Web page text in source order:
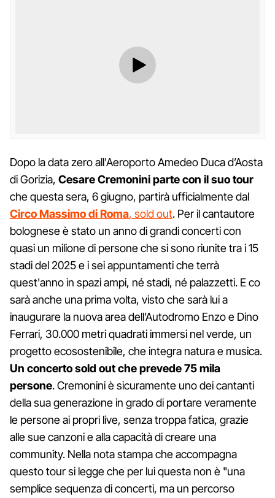
Dopo la data zero all'Aeroporto Amedeo Duca d’Aosta
di Gorizia, Cesare Cremonini parte con il suo tour
che questa sera, 6 giugno, partirà ufficialmente dal
Circo Massimo di Roma, sold out. Per il cantautore
bolognese è stato un anno di grandi concerti con
quasi un milione di persone che si sono riunite tra i 15
stadi del 2025 e i sei appuntamenti che terrà
quest'anno in spazi ampi, né stadi, né palazzetti. E co
sarà anche una prima volta, visto che sarà lui a
inaugurare la nuova area dell’Autodromo Enzo e Dino
Ferrari, 30.000 metri quadrati immersi nel verde, un
progetto ecosostenibile, che integra natura e musica.
Un concerto sold out che prevede 75 mila
persone. Cremonini è sicuramente uno dei cantanti
della sua generazione in grado di portare veramente
le persone ai propri live, senza troppa fatica, grazie
alle sue canzoni e alla capacità di creare una
community. Nella nota stampa che accompagna
questo tour si legge che per lui questa non è "una
semplice sequenza di concerti, ma un percorso